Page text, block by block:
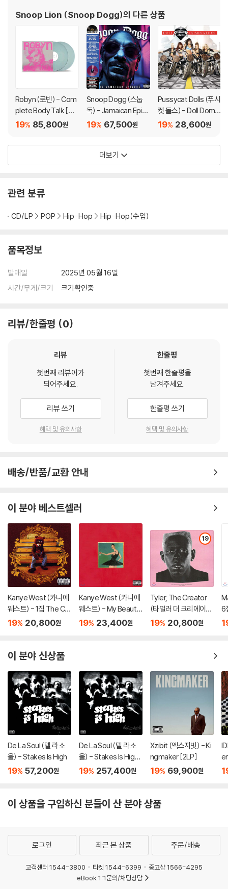
Snoop Lion (Snoop Dogg)의 다른 상품
Robyn (로빈) - Com
plete Body Talk [코
크 보틀 컬러 2LP]
85,800원
19%
Snoop Dogg (스눕
독) - Jamaican Episo
de [퍼플 컬러 LP]
67,500원
19%
Pussycat Dolls (푸시
켓 돌스) - Doll Domin
ation 28,600원
19%
더보기
관련 분류
CD/LP POP Hip-Hop Hip-Hop(수입)
품목정보
발매일
2025년 05월 16일
시간/무게/크기
크기확인중
리뷰/한줄평 0
리뷰
첫번째 리뷰어가
되어주세요.
리뷰 쓰기
혜택 및 유의사항
한줄평
첫번째 한줄평을
남겨주세요.
한줄평 쓰기
혜택 및 유의사항
배송/반품/교환 안내
이 분야 베스트셀러
Kanye West (카니예
웨스트) - 1집 The Col
lege Dropout
19% 20,800원
Kanye West (카니예
웨스트) - My Beautif
ul Dark Twisted Fant
19% 23,400원
19
Tyler, The Creator
(타일러 더 크리에이
터) - 5집 Igor
19% 20,800원
6
이 분야 신상품
De La Soul (델 라 소
울) - Stakes Is High
19% 57,200원
De La Soul (델 라 소
울) - Stakes Is High
[컬러 4LP]
19% 257,400원
Xzibit (엑스지빗) - Ki
ngmaker [2LP]
19% 69,900원
이 상품을 구입하신 분들이 산 분야 상품
로그인 최근 본 상품 주문/배송
고객센터 1544-3800 티켓 1544-6399
중고샵 1566-4295
eBook 1:1문의/채팅상담